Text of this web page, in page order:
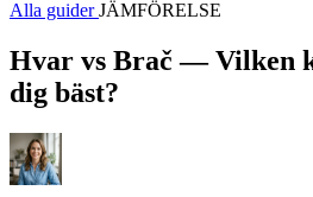
Alla guiderJÄMFÖRELSE
Hvar vs Brač — Vilken
dig bäst?